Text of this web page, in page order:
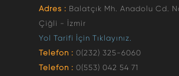
Adres : Balatçık Mh. Anadolu Cd.
Çiğli - İzmir
Yol Tarifi İçin Tıklayınız.
Telefon : 0(232) 325-6060
Telefon : 0(553) 042 54 71